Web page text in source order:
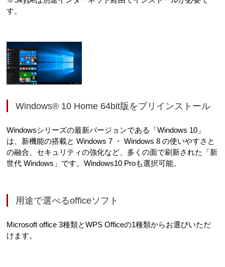
す。
Windows® 10 Home 64bit版をプリインストール
Windowsシリーズの最新バージョンである「Windows 10」
は、新機能の搭載と Windows 7 ・ Windows 8 の使いやすさと
の融合、セキュリティの強化など、多くの面で刷新された「新
世代 Windows」です。Windows10 Proも選択可能。
用途で選べるofficeソフト
Microsoft office 3種類とWPS Officeの1種類からお選びいただ
けます。